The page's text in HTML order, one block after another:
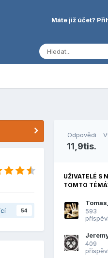
Máte již účet?
54
Odpovědi
11,9tis.
UŽIVATELÉ S
TOMTO
593
409